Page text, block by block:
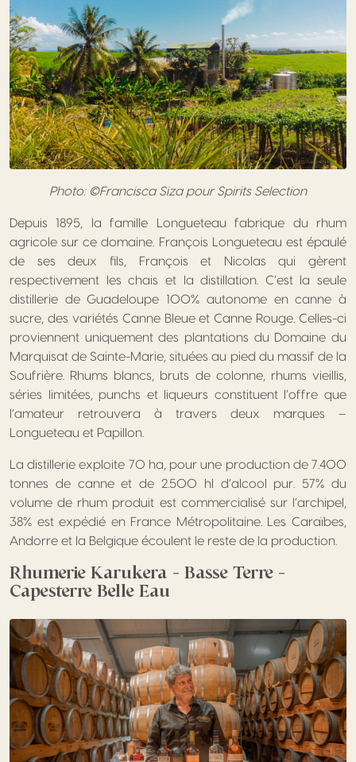
Photo: ©Francisca Siza pour Spirits Selection
Depuis 1895, la famille Longueteau fabrique du rhum
agricole sur ce domaine. François Longueteau est épaulé
de ses deux fils, François et Nicolas qui gèrent
respectivement les chais et la distillation. C’est la seule
distillerie de Guadeloupe 100% autonome en canne à
sucre, des variétés Canne Bleue et Canne Rouge. Celles-ci
proviennent uniquement des plantations du Domaine du
Marquisat de Sainte-Marie, situées au pied du massif de la
Soufrière. Rhums blancs, bruts de colonne, rhums vieillis,
séries limitées, punchs et liqueurs constituent l’offre que
l’amateur retrouvera à travers deux marques –
Longueteau et Papillon.
La distillerie exploite 70 ha, pour une production de 7.400
tonnes de canne et de 2.500 hl d’alcool pur. 57% du
volume de rhum produit est commercialisé sur l’archipel,
38% est expédié en France Métropolitaine. Les Caraïbes,
Andorre et la Belgique écoulent le reste de la production.
Rhumerie Karukera – Basse Terre –
Capesterre Belle Eau